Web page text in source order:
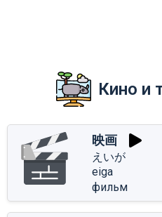
Кино и
映画
えいが
eiga
фильм